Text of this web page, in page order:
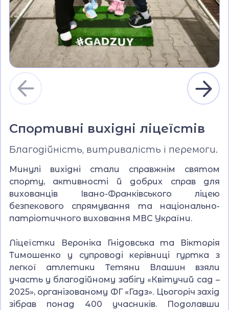
Спортивні вихідні ліцеїстів
Благодійність, витривалість і перемоги.
Минулі вихідні стали справжнім святом
спорту, активності й добрих справ для
вихованців Івано-Франківського ліцею
безпекового спрямування та національно-
патріотичного виховання МВС України.
Ліцеїстки Вероніка Гнідовська та Вікторія
Тимошенко у супроводі керівниці гуртка з
легкої атлетики Тетяни Влашин взяли
участь у благодійному забігу «Квітучий сад –
2025», організованому ФГ «Гадз». Цьогоріч захід
зібрав понад 400 учасників. Подолавши